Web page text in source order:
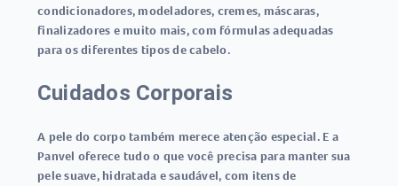
condicionadores, modeladores, cremes, máscaras,
finalizadores e muito mais, com fórmulas adequadas
para os diferentes tipos de cabelo.
Cuidados Corporais
A pele do corpo também merece atenção especial. E a
Panvel oferece tudo o que você precisa para manter sua
pele suave, hidratada e saudável, com itens de